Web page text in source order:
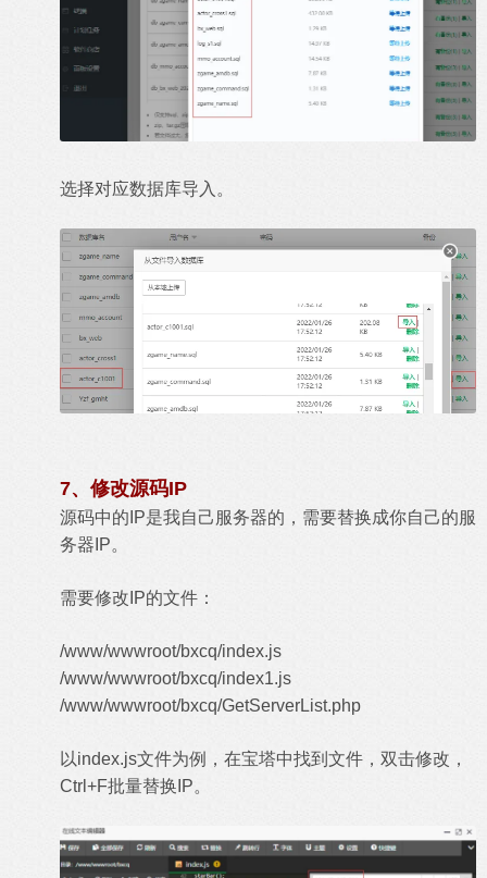
选择对应数据库导入。
7、修改源码IP
源码中的IP是我自己服务器的，需要替换成你自己的服
务器IP。
需要修改IP的文件：
/www/wwwroot/bxcq/index.js
/www/wwwroot/bxcq/index1.js
/www/wwwroot/bxcq/GetServerList.php
以index.js文件为例，在宝塔中找到文件，双击修改，
Ctrl+F批量替换IP。